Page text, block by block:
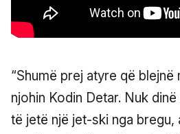
“Shumë prej atyre që blejnë
njohin Kodin Detar. Nuk
të jetë një jet-ski nga